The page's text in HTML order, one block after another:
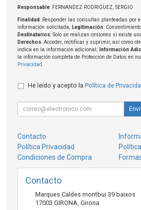
Responsable: FERNANDEZ RODRIGUEZ, SERGIO
Finalidad: Responder las consultas planteadas por
información solicitada; Legitimación:
Destinatarios: Solo se realizan cesiones si existe
Derechos: Acceder, rectificar y suprimir, así como
indica en la información adicional;
Información
la información completa de Protección de Datos en
Privacidad
He leído y acepto la Política de
Contacto
Política Privacidad
Condiciones de Compra
Contacto
Marques Caldes montbui 39 baixos
17003 GIRONA, Girona